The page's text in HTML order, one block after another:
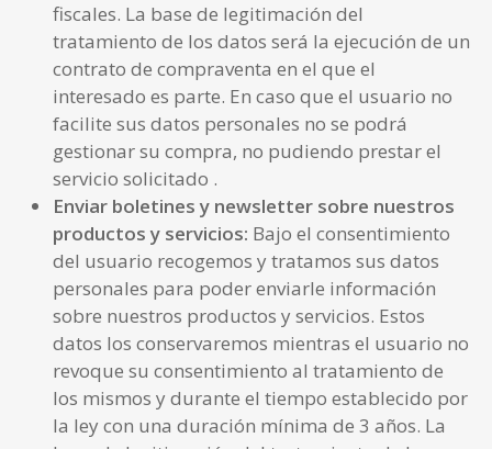
fiscales. La base de legitimación del
tratamiento de los datos será la ejecución de un
contrato de compraventa en el que el
interesado es parte. En caso que el usuario no
facilite sus datos personales no se podrá
gestionar su compra, no pudiendo prestar el
servicio solicitado .
Enviar boletines y newsletter sobre nuestros
productos y servicios: Bajo el consentimiento
del usuario recogemos y tratamos sus datos
personales para poder enviarle información
sobre nuestros productos y servicios. Estos
datos los conservaremos mientras el usuario no
revoque su consentimiento al tratamiento de
los mismos y durante el tiempo establecido por
la ley con una duración mínima de 3 años. La